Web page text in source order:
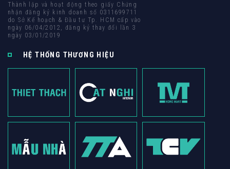
Thành lập và hoạt động theo giấy Chứng
nhận đăng ký kinh doanh số 0311699711
do Sở Kế hoạch & Đầu tư Tp. HCM cấp vào
ngày 06/04/2012, đăng ký thay đổi lần 3
ngày 03/01/2019
HỆ THỐNG THƯƠNG HIỆU